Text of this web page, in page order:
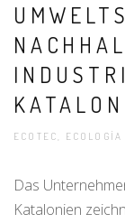
ECOTEC,
Das
Katalonien